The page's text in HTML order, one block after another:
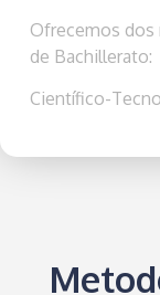
Ofrecemos dos
de Bachillerato:
Científico-